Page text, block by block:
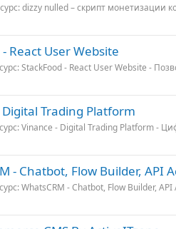
dizzy nulled – скрипт монетизации
React User Website
StackFood - React User Website -
Trading Platform
Vinance - Digital Trading Platform -
- Chatbot, Flow Builder, API
WhatsCRM - Chatbot, Flow Builder, API